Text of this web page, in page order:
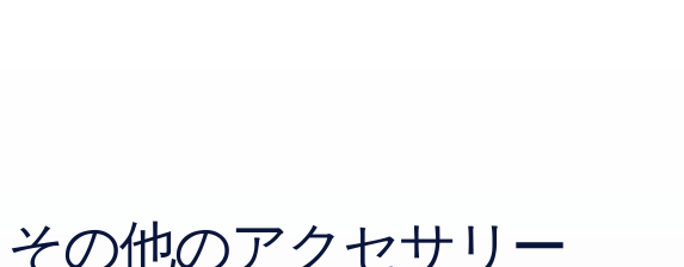
その他のアクセサリー